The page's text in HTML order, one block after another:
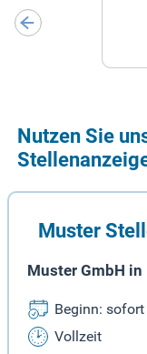
Nutzen Sie
Muster
Muster GmbH
Beginn: sofort
Vollzeit